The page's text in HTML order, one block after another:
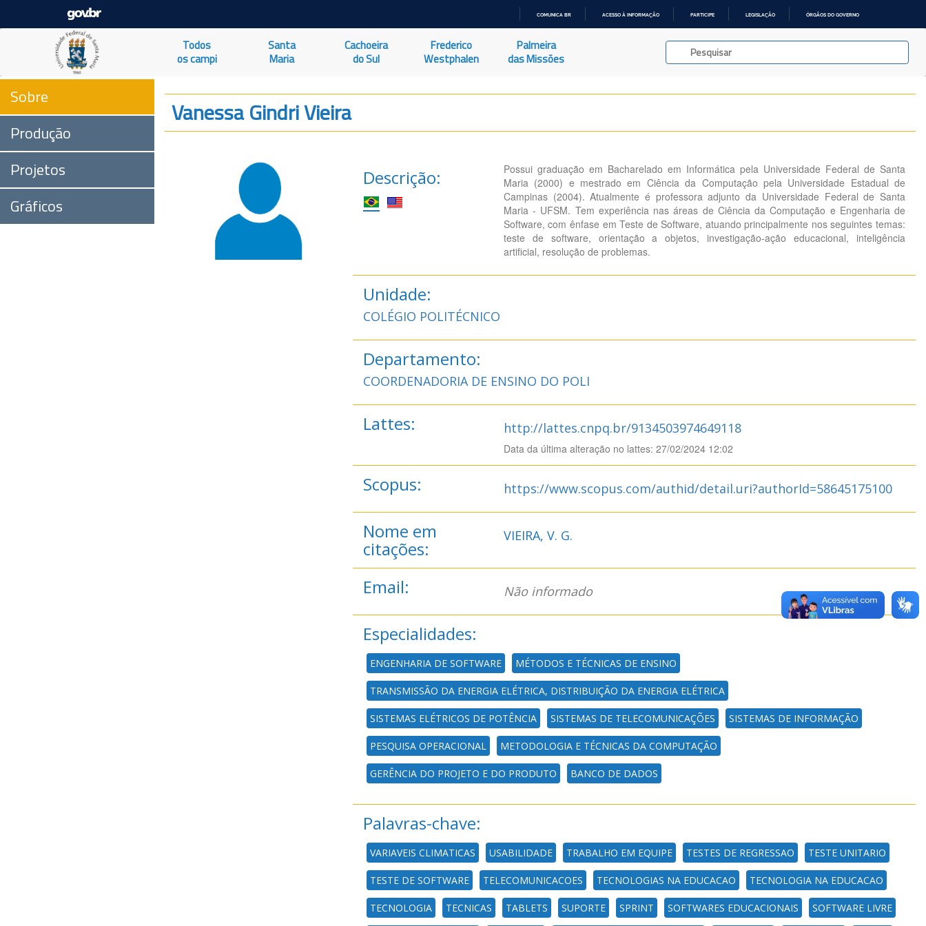
O
COMUNICA BR ACESSO À INFORMAÇÃO PARTICIPE LEGISLAÇÃO ÓRGÃOS DO GOVERNO
Todos
os campi
Santa
Maria
Cachoeira
do Sul
Frederico
Westphalen
Palmeira
das Missões
Sobre
Produção
Projetos
Gráficos
Vanessa Gindri Vieira
Descrição:
Possui graduação em Bacharelado em Informática pela Universidade Federal de Santa
Maria (2000) e mestrado em Ciência da Computação pela Universidade Estadual de
Campinas (2004). Atualmente é professora adjunto da Universidade Federal de Santa
Maria - UFSM. Tem experiência nas áreas de Ciência da Computação e Engenharia de
Software, com ênfase em Teste de Software, atuando principalmente nos seguintes temas:
teste de software, orientação a objetos, investigação-ação educacional, inteligência
artificial, resolução de problemas.
Unidade:
COLÉGIO POLITÉCNICO
Departamento:
COORDENADORIA DE ENSINO DO POLI
Lattes: http://lattes.cnpq.br/9134503974649118
Data da última alteração no lattes: 27/02/2024 12:02
Scopus: https://www.scopus.com/authid/detail.uri?authorId=58645175100
Nome em
citações:
VIEIRA, V. G.
Email: Não informado
Especialidades:
ENGENHARIA DE SOFTWARE MÉTODOS E TÉCNICAS DE ENSINO
TRANSMISSÃO DA ENERGIA ELÉTRICA, DISTRIBUIÇÃO DA ENERGIA ELÉTRICA
SISTEMAS ELÉTRICOS DE POTÊNCIA SISTEMAS DE TELECOMUNICAÇÕES SISTEMAS DE INFORMAÇÃO
PESQUISA OPERACIONAL METODOLOGIA E TÉCNICAS DA COMPUTAÇÃO
GERÊNCIA DO PROJETO E DO PRODUTO BANCO DE DADOS
Palavras-chave:
VARIAVEIS CLIMATICAS USABILIDADE TRABALHO EM EQUIPE TESTES DE REGRESSAO TESTE UNITARIO
TESTE DE SOFTWARE TELECOMUNICACOES TECNOLOGIAS NA EDUCACAO TECNOLOGIA NA EDUCACAO
TECNOLOGIA TECNICAS TABLETS SUPORTE SPRINT SOFTWARES EDUCACIONAIS SOFTWARE LIVRE